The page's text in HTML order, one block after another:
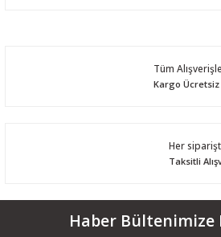
Tüm
Kargo Ücretsiz
Her
Taksitli
Haber Bültenimize